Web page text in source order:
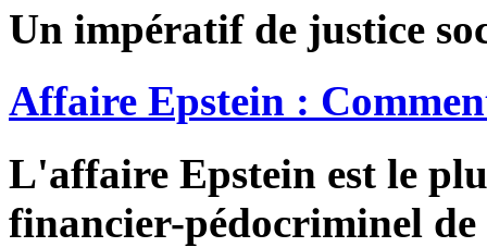
Un impératif de justice
Affaire Epstein :
L'affaire Epstein est le
financier-pédocriminel